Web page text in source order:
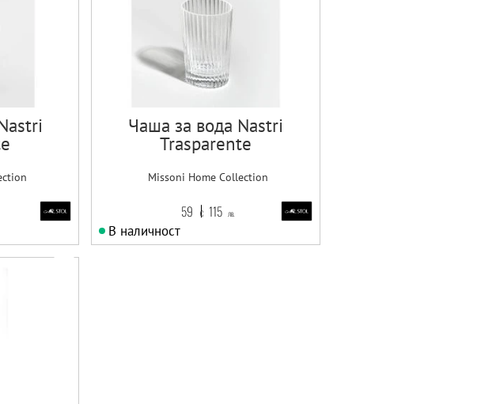
Чаша за вода Nastri
Trasparente
Missoni Home Collection
59 € 115 лв.
В наличност